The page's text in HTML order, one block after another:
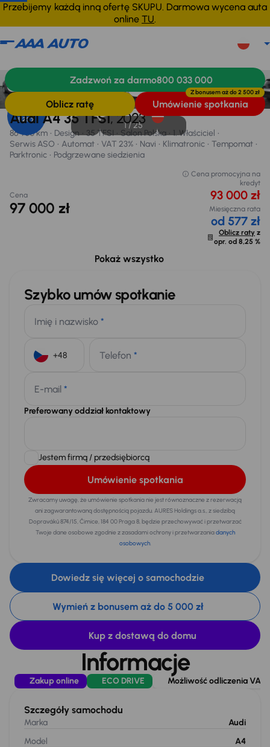
Przebijemy każdą inną ofertę SKUPU. Darmowa wycena auta
online TU.
Możliwość odliczenia VAT
8,25 %
1 /25
Audi A4 35 TFSI, 2023
86 900 km Design 35 TFSI Salon Polska
1. Właściciel
Serwis ASO
Automat VAT 23% Navi Klimatronic
Tempomat
Parktronic
Podgrzewane siedzienia
Cena
97 000 zł
Cena promocyjna na
kredyt
93 000 zł
Miesięczna rata
od 577 zł
Oblicz raty z
opr. od 8,25 %
Pokaż wszystko
Szybko umów spotkanie
Imię i nazwisko *
Telefon *
E-mail *
Preferowany oddział kontaktowy
Jestem firmą / przedsiębiorcą
Umówienie spotkania
Zwracamy uwagę, że umówienie spotkania nie jest równoznaczne z rezerwacją
ani zagwarantowaną dostępnością pojazdu. AURES Holdings a.s., z siedzibą
Dopraváků 874/15, Čimice, 184 00 Praga 8, będzie przechowywać i przetwarzać
Twoje dane osobowe zgodnie z zasadami ochrony i przetwarzaniadanych
osobowych.
Dowiedz się więcej o samochodzie
Wymień z bonusem aż do 5 000 zł
Kup z dostawą do domu
WyposażenieZalety samochoduFinansowanie
Zadzwoń za darmo800 033 000
Oblicz ratę Umówienie spotkania
Z bonusem aż do2 500 zł
Informacje
Zakup online ECO DRIVE Możliwość odliczenia VAT
Szczegóły samochodu
Marka
Audi
Model
A4